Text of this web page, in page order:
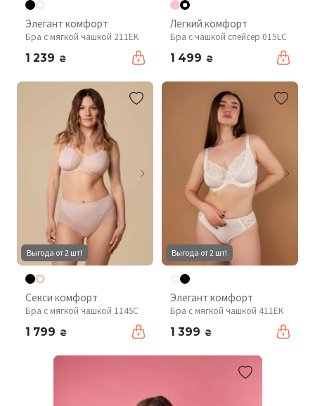
Элегант комфорт
Бра с мягкой чашкой 211EK
1 239 ₴
Легкий комфорт
Бра с чашкой спейсер 015LC
1 499 ₴
Выгода от 2 шт!
Секси комфорт
Бра с мягкой чашкой 114SC
1 799 ₴
Выгода от 2 шт!
Элегант комфорт
Бра с мягкой чашкой 411EK
1 399 ₴